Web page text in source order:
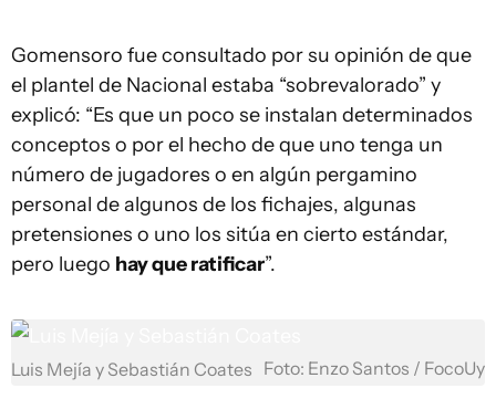
Gomensoro fue consultado por su opinión de que
el plantel de Nacional estaba “sobrevalorado” y
explicó: “Es que un poco se instalan determinados
conceptos o por el hecho de que uno tenga un
número de jugadores o en algún pergamino
personal de algunos de los fichajes, algunas
pretensiones o uno los sitúa en cierto estándar,
pero luego hay que ratificar”.
Luis Mejía y Sebastián Coates Foto: Enzo Santos / FocoUy